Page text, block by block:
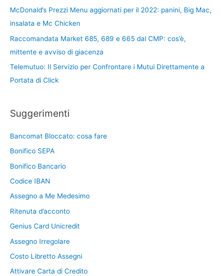
McDonald’s Prezzi Menu aggiornati per il 2022: panini, Big Mac,
insalata e Mc Chicken
Raccomandata Market 685, 689 e 665 dal CMP: cos’è,
mittente e avviso di giacenza
Telemutuo: Il Servizio per Confrontare i Mutui Direttamente a
Portata di Click
Suggerimenti
Bancomat Bloccato: cosa fare
Bonifico SEPA
Bonifico Bancario
Codice IBAN
Assegno a Me Medesimo
Ritenuta d’acconto
Genius Card Unicredit
Assegno Irregolare
Costo Libretto Assegni
Attivare Carta di Credito